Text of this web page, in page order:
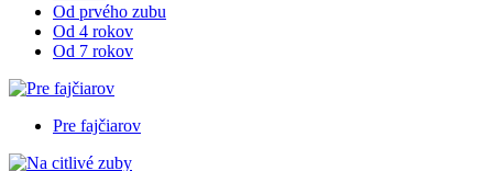
Od prvého zubu
Od 4 rokov
Od 7 rokov
Pre fajčiarov